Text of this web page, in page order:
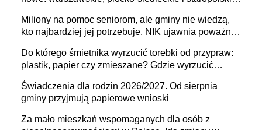
stołecznych
Miliony na pomoc seniorom, ale gminy nie wiedzą,
kto najbardziej jej potrzebuje. NIK ujawnia poważną
Do którego śmietnika wyrzucić torebki od przypraw:
plastik, papier czy zmieszane? Gdzie wyrzucić
Świadczenia dla rodzin 2026/2027. Od sierpnia
gminy przyjmują papierowe wnioski
Za mało mieszkań wspomaganych dla osób z